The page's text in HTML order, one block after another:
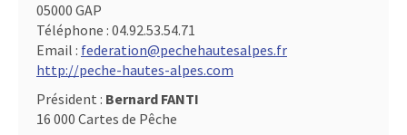
05000 GAP
Téléphone : 04.92.53.54.71
Email : federation@pechehautesalpes.fr
http://peche-hautes-alpes.com
Président : Bernard FANTI
16 000 Cartes de Pêche